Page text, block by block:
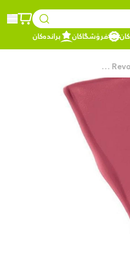
فرۆشگاکان براندەکان
Maybelline Stay Matte Ink Pinks Nu 180 Revolutionary